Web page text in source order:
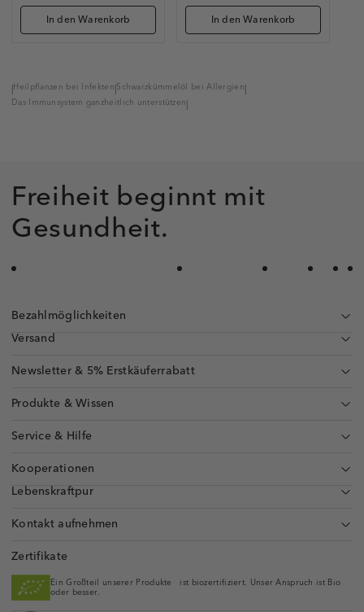
In den Warenkorb In den Warenkorb
|Heilpflanzen bei Infekten|Schwarzkümmelöl bei Allergien|
Das Immunsystem ganzheitlich unterstützen|
Freiheit beginnt mit
Gesundheit.
Produkte & Wissen
Service & Hilfe
Kooperationen
Lebenskraftpur
Kontakt aufnehmen
Bezahlmöglichkeiten
Versand
Zertifikate
Ein Großteil unserer Produkte ist biozertifiziert. Unser Anspruch ist Bio
oder besser.
Newsletter & 5% Erstkäuferrabatt